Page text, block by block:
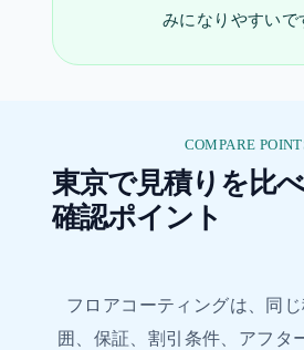
みになりやすいで
COMPARE
東京で見積りを比
確認ポイント
フロアコーティングは、同
囲、保証、割引条件、アフタ